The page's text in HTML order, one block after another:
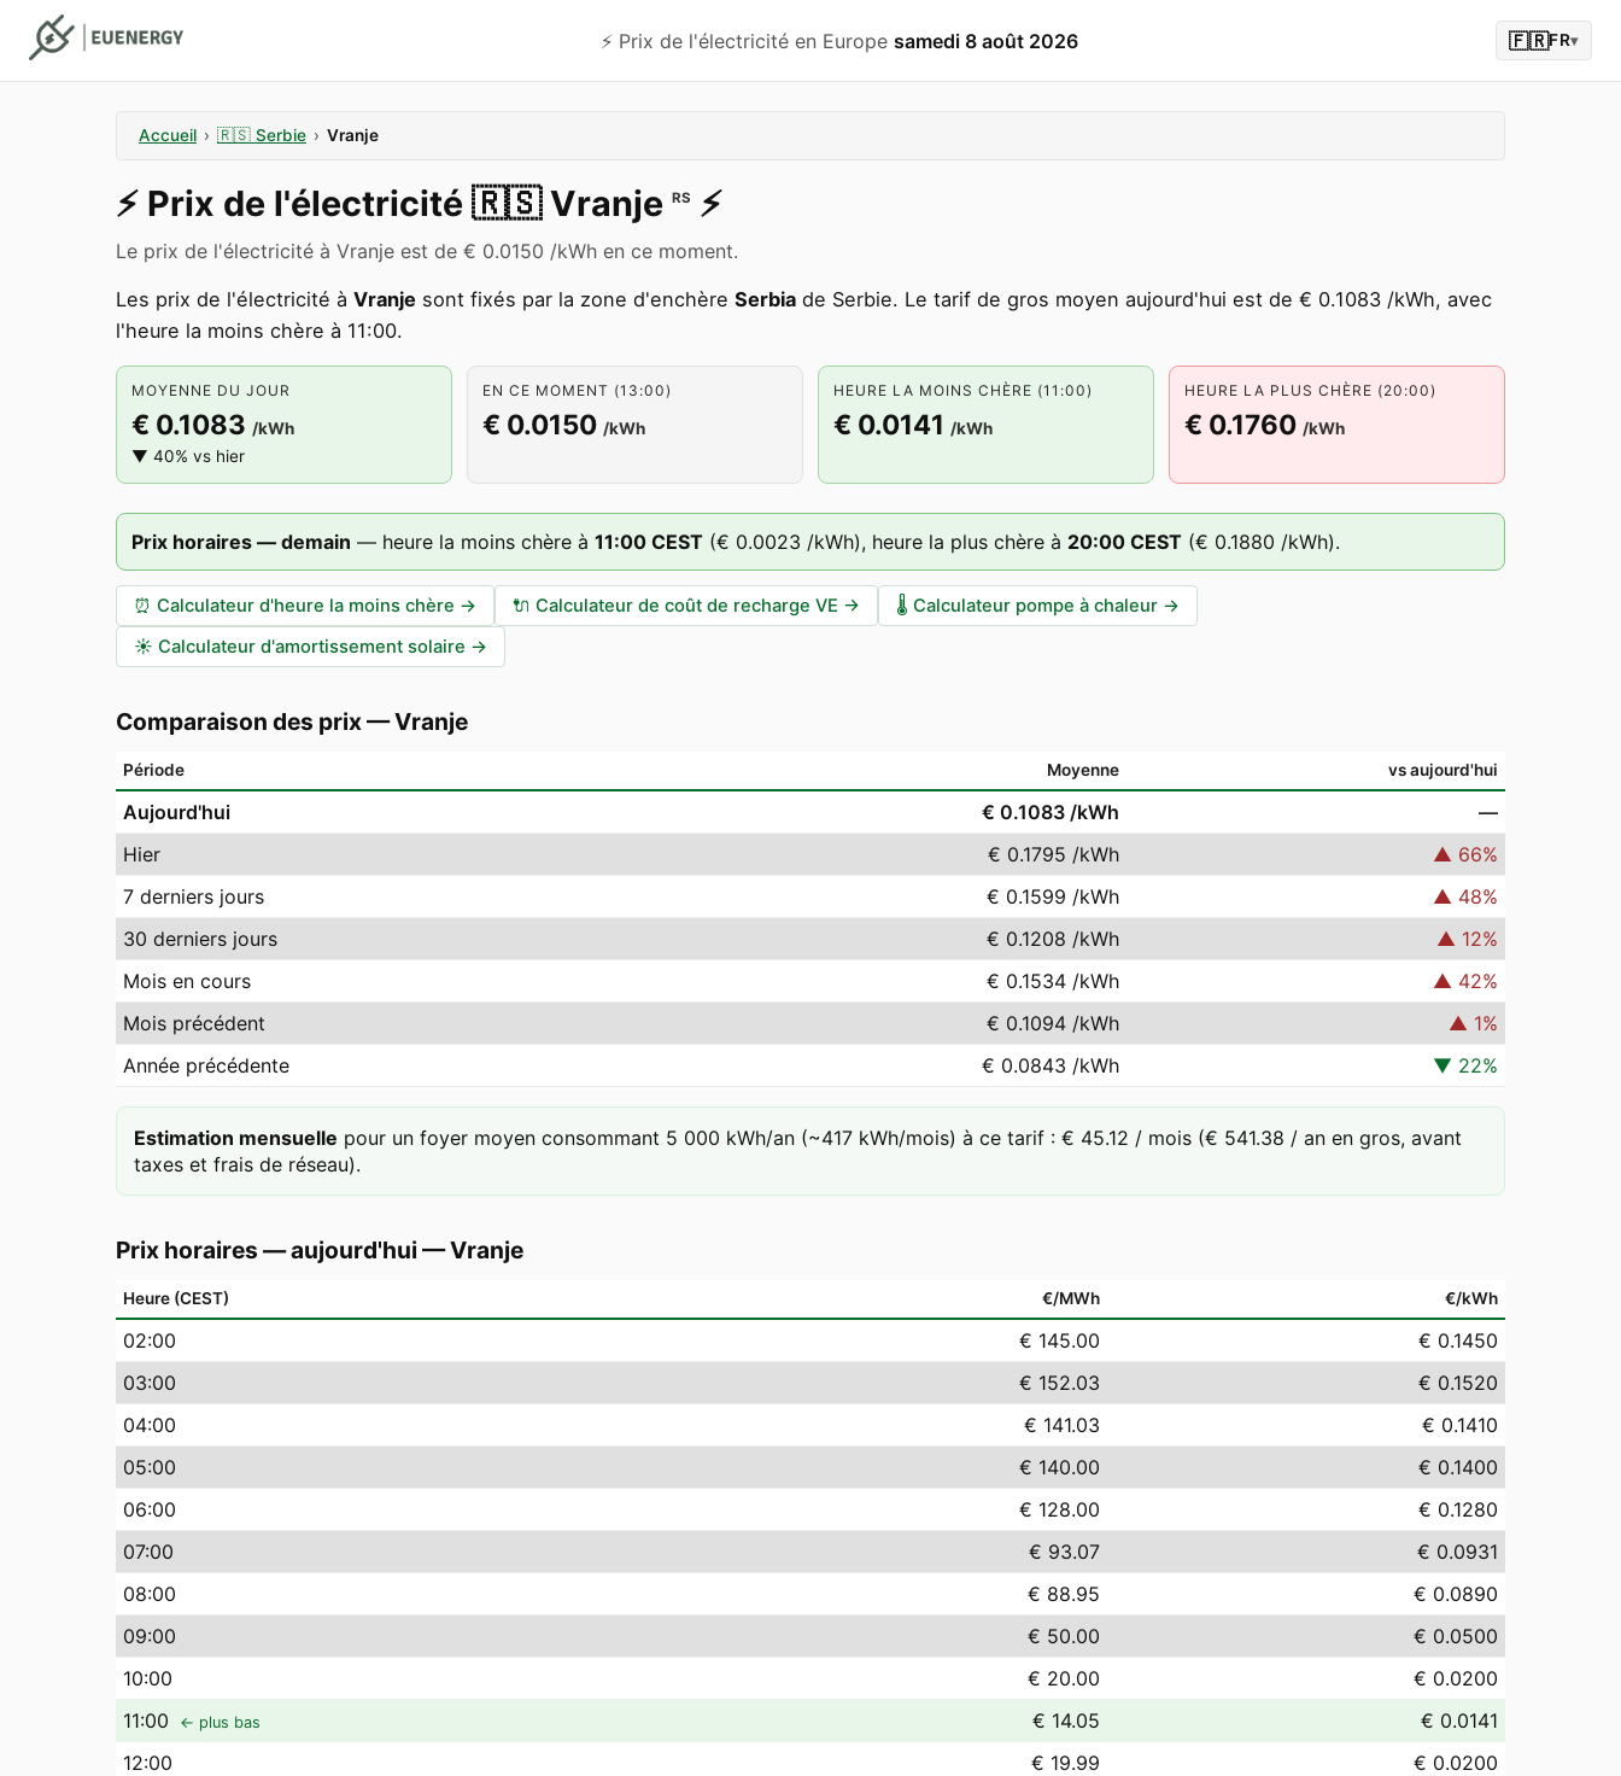
⚡️ Prix de l'électricité en Europe samedi 8 août 2026 🇫🇷FR▾
Accueil › 🇷🇸 Serbie › Vranje
⚡️ Prix de l'électricité 🇷🇸 Vranje RS ⚡️
Le prix de l'électricité à Vranje est de € 0.0150 /kWh en ce moment.
Les prix de l'électricité à Vranje sont fixés par la zone d'enchère Serbia de Serbie. Le tarif de gros moyen aujourd'hui est de € 0.1083 /kWh, avec
l'heure la moins chère à 11:00.
MOYENNE DU JOUR
€ 0.1083 /kWh
▼ 40% vs hier
EN CE MOMENT (13:00)
€ 0.0150 /kWh
HEURE LA MOINS CHÈRE (11:00)
€ 0.0141 /kWh
HEURE LA PLUS CHÈRE (20:00)
€ 0.1760 /kWh
Prix horaires — demain — heure la moins chère à 11:00 CEST (€ 0.0023 /kWh), heure la plus chère à 20:00 CEST (€ 0.1880 /kWh).
⏰ Calculateur d'heure la moins chère → 🔌 Calculateur de coût de recharge VE → 🌡️ Calculateur pompe à chaleur →
☀️ Calculateur d'amortissement solaire →
Comparaison des prix—Vranje
Période Moyenne vs aujourd'hui
Aujourd'hui € 0.1083 /kWh
—
Hier
€ 0.1795 /kWh ▲ 66%
7 derniers jours
€ 0.1599 /kWh ▲ 48%
30 derniers jours
€ 0.1208 /kWh ▲ 12%
Mois en cours
€ 0.1534 /kWh ▲ 42%
Mois précédent
€ 0.1094 /kWh ▲ 1%
Année précédente
€ 0.0843 /kWh ▼ 22%
Estimation mensuelle pour un foyer moyen consommant 5 000 kWh/an (~417 kWh/mois) à ce tarif : € 45.12 / mois (€ 541.38 / an en gros, avant
taxes et frais de réseau).
Prix horaires — aujourd'hui —Vranje
Heure (CEST) €/MWh €/kWh
02:00 € 145.00
€ 0.1450
03:00 € 152.03
€ 0.1520
04:00 € 141.03
€ 0.1410
05:00 € 140.00
€ 0.1400
06:00 € 128.00
€ 0.1280
07:00 € 93.07
€ 0.0931
08:00 € 88.95
€ 0.0890
09:00 € 50.00
€ 0.0500
10:00 € 20.00
€ 0.0200
11:00 ← plus bas € 14.05
€ 0.0141
12:00 € 19.99
€ 0.0200